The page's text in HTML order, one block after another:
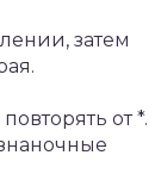
затем
от *.